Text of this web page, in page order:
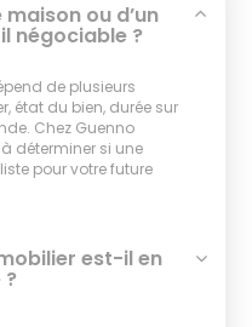
ou d’un
négociable ?
de plusieurs
état du bien, durée sur
Chez Guenno
déterminer si une
pour votre future
est-il en